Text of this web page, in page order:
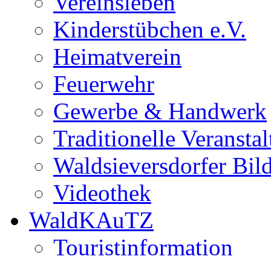
Kinderstübchen e.V.
Heimatverein
Feuerwehr
Gewerbe & Handwerk
Traditionelle
Waldsieversdorfer
Videothek
WaldKAuTZ
Touristinformation